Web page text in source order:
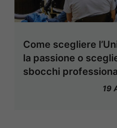
Come scegliere
la passione o
sbocchi
19